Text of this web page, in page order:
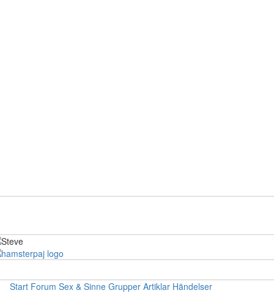
Start Forum Sex & Sinne Grupper Artiklar Händelser